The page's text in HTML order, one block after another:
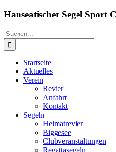
Zum
springen
Hanseatischer Segel Sport
Suche
nach:
Startseite
Aktuelles
Verein
Revier
Anfahrt
Kontakt
Segeln
Heimatrevier
Biggesee
Clubveranstaltungen
Regattasegeln